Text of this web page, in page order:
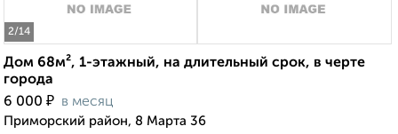
2/14
Дом 68м², 1-этажный, на длительный срок, в черте
города
6 000 ₽ в месяц
Приморский район, 8 Марта 36